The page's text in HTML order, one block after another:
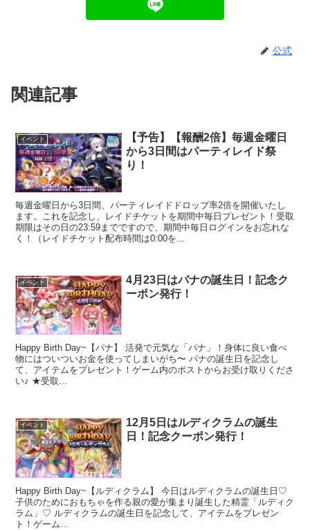
公式
関連記事
イベント
【予告】【報酬2倍】毎週金曜日
から3日間はパーティレイド祭
り！
毎週金曜日から3日間、パーティレイドドロップ率2倍を開催いたし
ます。これを記念し、レイドチケットを期間中毎日プレゼント！受取
期限はその日の23:59までですので、期間中毎日ログインをお忘れな
く！（レイドチケット配布時間は0:00を...
イベント
4月23日はパナの誕生日！記念ク
ーポン発行！
Happy Birth Day~【パナ】 活発で元気な「パナ」！身体に良い食べ
物にはついついお金を使ってしまいがち〜 パナの誕生日を記念し
て、アイテムをプレゼント！ゲーム内のポストからお受け取りくださ
い♪ ★受取...
イベント
12月5日はルディクラムの誕生
日！記念クーポン発行！
Happy Birth Day~【ルディクラム】 今日はルディクラムの誕生日♡
子供のためにおもちゃを作る親の愛が集まり誕生した精霊「ルディク
ラム」♡ ルディクラムの誕生日を記念して、アイテムをプレゼン
ト！ゲーム...